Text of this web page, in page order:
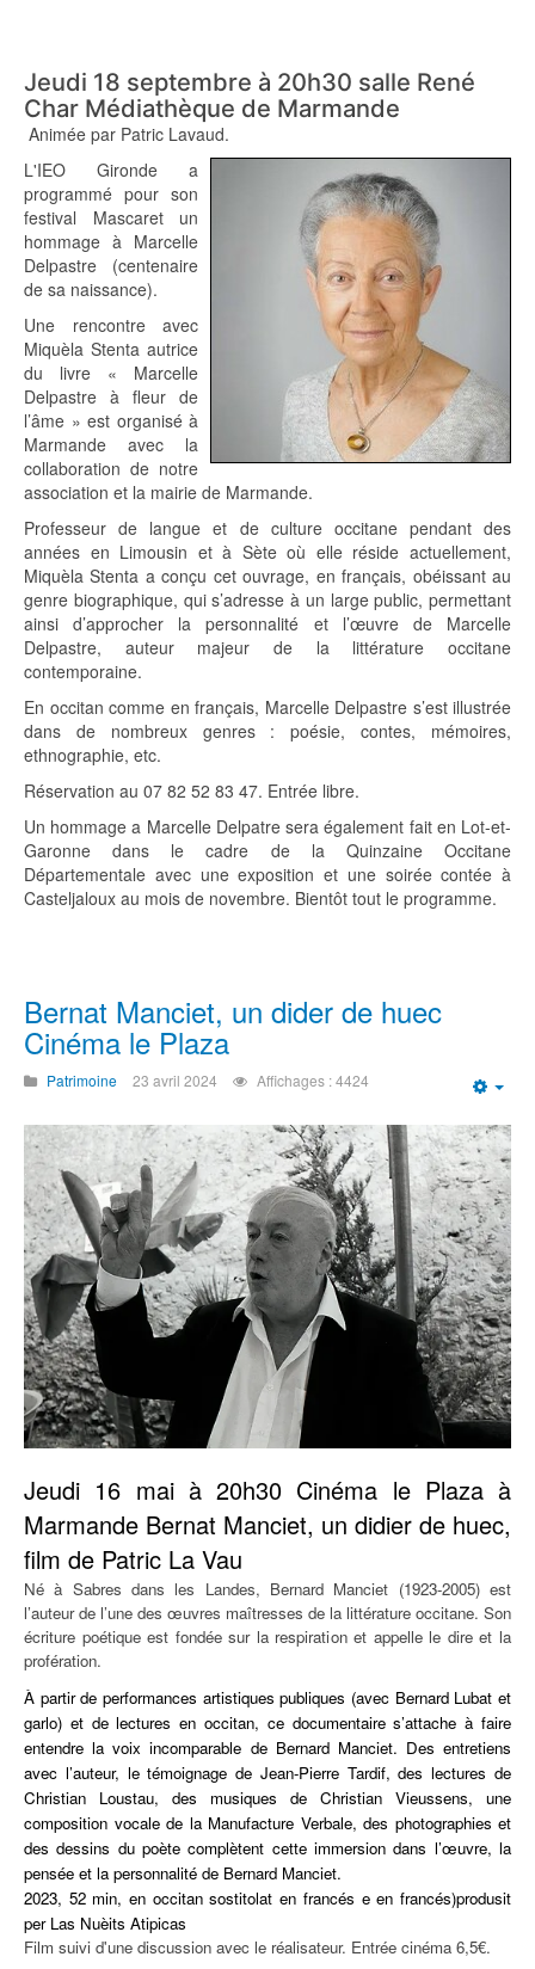
Jeudi 18 septembre à 20h30 salle René
Char Médiathèque de Marmande
Animée par Patric Lavaud.
L'IEO Gironde a
programmé pour son
festival Mascaret un
hommage à Marcelle
Delpastre (centenaire
de sa naissance).
Une rencontre avec
Miquèla Stenta autrice
du livre « Marcelle
Delpastre à fleur de
l’âme » est organisé à
Marmande avec la
collaboration de notre
association et la mairie de Marmande.
Professeur de langue et de culture occitane pendant des
années en Limousin et à Sète où elle réside actuellement,
Miquèla Stenta a conçu cet ouvrage, en français, obéissant au
genre biographique, qui s’adresse à un large public, permettant
ainsi d’approcher la personnalité et l’œuvre de Marcelle
Delpastre, auteur majeur de la littérature occitane
contemporaine.
En occitan comme en français, Marcelle Delpastre s’est illustrée
dans de nombreux genres : poésie, contes, mémoires,
ethnographie, etc.
Réservation au ​07 82 52 83 47. Entrée libre.
Un hommage a Marcelle Delpatre sera également fait en Lot-et-
Garonne dans le cadre de la Quinzaine Occitane
Départementale avec une exposition et une soirée contée à
Casteljaloux au mois de novembre. Bientôt tout le programme.
Bernat Manciet, un dider de huec
Cinéma le Plaza
Patrimoine 23 avril 2024 Affichages : 4424
Jeudi 16 mai à 20h30 Cinéma le Plaza à
Marmande Bernat Manciet, un didier de huec,
film de Patric La Vau
Né à Sabres dans les Landes, Bernard Manciet (1923-2005) est
l’auteur de l’une des œuvres maîtresses de la littérature occitane. Son
écriture poétique est fondée sur la respiration et appelle le dire et la
profération.
À partir de performances artistiques publiques (avec Bernard Lubat et
garlo) et de lectures en occitan, ce documentaire s’attache à faire
entendre la voix incomparable de Bernard Manciet. Des entretiens
avec l’auteur, le témoignage de Jean-Pierre Tardif, des lectures de
Christian Loustau, des musiques de Christian Vieussens, une
composition vocale de la Manufacture Verbale, des photographies et
des dessins du poète complètent cette immersion dans l’œuvre, la
pensée et la personnalité de Bernard Manciet.
2023, 52 min, en occitan sostitolat en francés e en francés)produsit
per Las Nuèits Atipicas
Film suivi d'une discussion avec le réalisateur. Entrée cinéma 6,5€.